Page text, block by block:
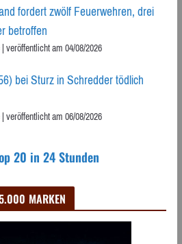
fordert zwölf Feuerwehren, drei
betroffen
|veröffentlicht am 04/08/2026
bei Sturz in Schredder tödlich
|veröffentlicht am 06/08/2026
20 in 24 Stunden
MARKEN